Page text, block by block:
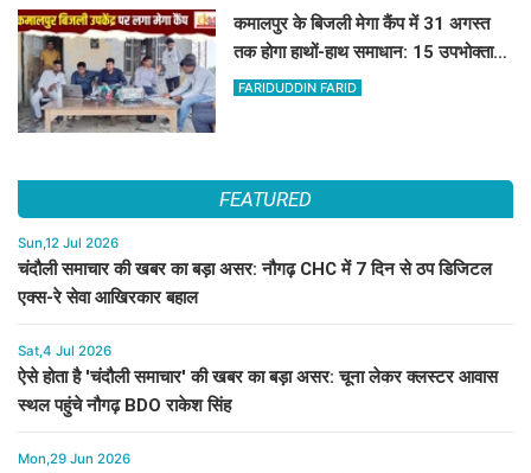
कमालपुर के बिजली मेगा कैंप में 31 अगस्त
तक होगा हाथों-हाथ समाधान: 15 उपभोक्ताओं
के बिल सुधरे, डेढ़ लाख की वसूली
FARIDUDDIN FARID
FEATURED
Sun,12 Jul 2026
चंदौली समाचार की खबर का बड़ा असर: नौगढ़ CHC में 7 दिन से ठप डिजिटल
एक्स-रे सेवा आखिरकार बहाल
Sat,4 Jul 2026
ऐसे होता है 'चंदौली समाचार' की खबर का बड़ा असर: चूना लेकर क्लस्टर आवास
स्थल पहुंचे नौगढ़ BDO राकेश सिंह
Mon,29 Jun 2026